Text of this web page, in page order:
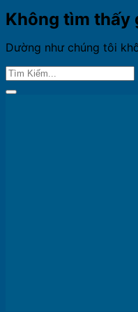
Không tìm thấy
Dường như chúng tôi